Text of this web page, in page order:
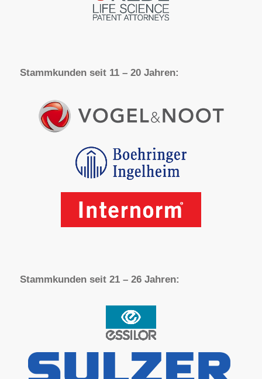
Stammkunden seit 11 – 20 Jahren:
Stammkunden seit 21 – 26 Jahren: